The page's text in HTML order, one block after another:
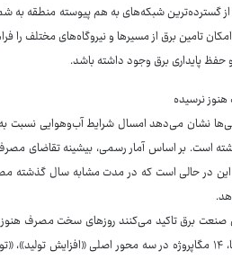
از گسترده‌ترین شبکه‌های به‌ هم‌ پیوسته منطقه
تامین برق از مسیرها و نیروگاه‌های مختلف
حفظ پایداری برق وجود داشته باشد.
نرسیده
نشان می‌دهد امسال شرایط آب‌وهوایی
صنعت برق تاکید می‌کنند روزهای سخت مصرف هنوز
است. در همین راستا، ۱۴ مگاپروژه در سه محور اصلی